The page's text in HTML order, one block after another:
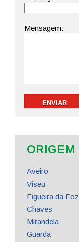
ORIGEM
Aveiro
Viseu
Figueira da Foz
Chaves
Mirandela
Guarda